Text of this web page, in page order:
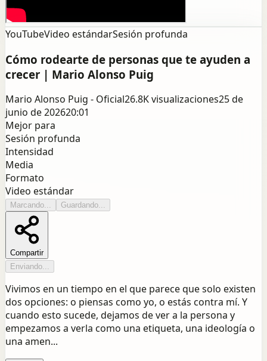
YouTubeVideo estándarSesión profunda
Cómo rodearte de personas que te ayuden a
crecer | Mario Alonso Puig
Mario Alonso Puig - Oficial26.8Kvisualizaciones25 de
junio de 202620:01
Mejor para
Sesión profunda
Intensidad
Media
Formato
Video estándar
Marcando... Guardando...
Compartir
Enviando...
Vivimos en un tiempo en el que parece que solo existen
dos opciones: o piensas como yo, o estás contra mí. Y
cuando esto sucede, dejamos de ver a la persona y
empezamos a verla como una etiqueta, una ideología o
una amen...